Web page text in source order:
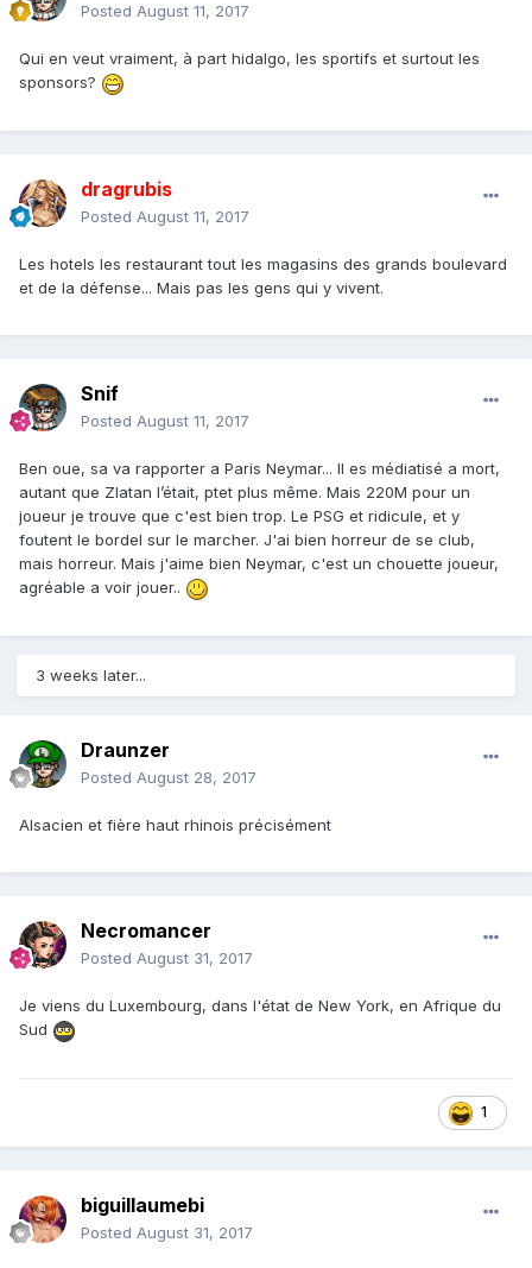
Posted August 11, 2017
Qui en veut vraiment, à part hidalgo, les sportifs et surtout les
sponsors?
dragrubis
Posted August 11, 2017
Les hotels les restaurant tout les magasins des grands boulevard
et de la défense... Mais pas les gens qui y vivent.
Snif
Posted August 11, 2017
Ben oue, sa va rapporter a Paris Neymar... Il es médiatisé a mort,
autant que Zlatan l’était, ptet plus même. Mais 220M pour un
joueur je trouve que c'est bien trop. Le PSG et ridicule, et y
foutent le bordel sur le marcher. J'ai bien horreur de se club,
mais horreur. Mais j'aime bien Neymar, c'est un chouette joueur,
agréable a voir jouer..
3 weeks later...
Draunzer
Posted August 28, 2017
Alsacien et fière haut rhinois précisément
Necromancer
Posted August 31, 2017
Je viens du Luxembourg, dans l'état de New York, en Afrique du
Sud
1
biguillaumebi
Posted August 31, 2017